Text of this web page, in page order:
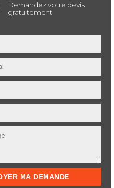
Demandez votre devis
gratuitement